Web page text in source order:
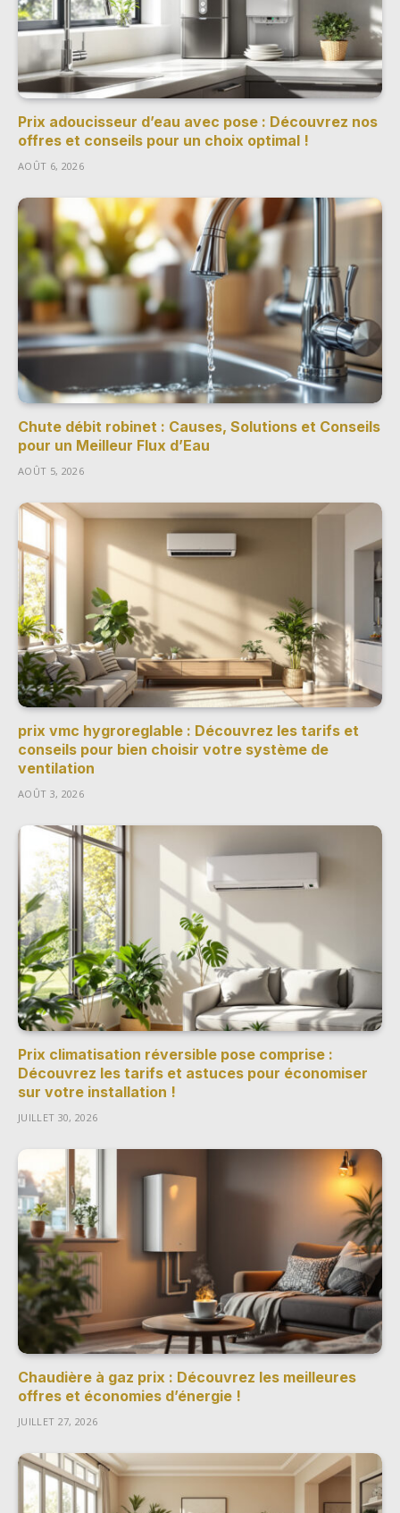
Prix adoucisseur d’eau avec pose : Découvrez nos
offres et conseils pour un choix optimal !
AOÛT 6, 2026
Chute débit robinet : Causes, Solutions et Conseils
pour un Meilleur Flux d’Eau
AOÛT 5, 2026
prix vmc hygroreglable : Découvrez les tarifs et
conseils pour bien choisir votre système de
ventilation
AOÛT 3, 2026
Prix climatisation réversible pose comprise :
Découvrez les tarifs et astuces pour économiser
sur votre installation !
JUILLET 30, 2026
Chaudière à gaz prix : Découvrez les meilleures
offres et économies d’énergie !
JUILLET 27, 2026